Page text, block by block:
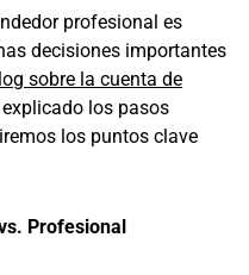
profesional es
decisiones importantes
sobre la cuenta de
los pasos
los puntos clave
Profesional